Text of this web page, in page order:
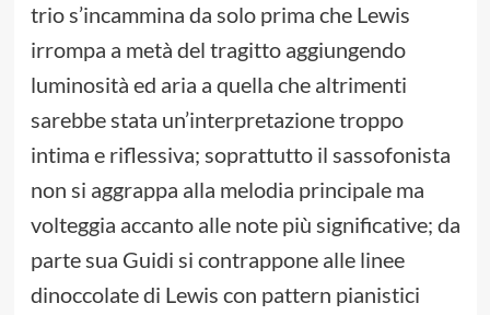
trio s’incammina da solo prima che Lewis
irrompa a metà del tragitto aggiungendo
luminosità ed aria a quella che altrimenti
sarebbe stata un’interpretazione troppo
intima e riflessiva; soprattutto il sassofonista
non si aggrappa alla melodia principale ma
volteggia accanto alle note più significative; da
parte sua Guidi si contrappone alle linee
dinoccolate di Lewis con pattern pianistici